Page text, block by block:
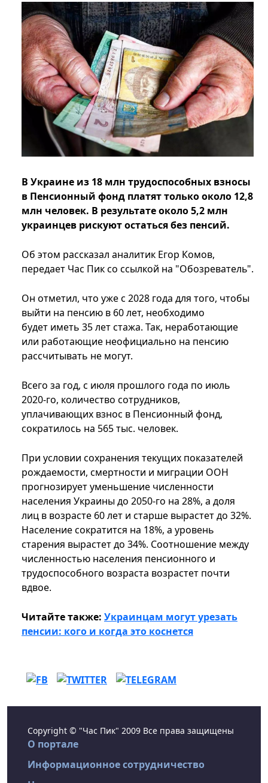
В Украине из 18 млн трудоспособных взносы
в Пенсионный фонд платят только около 12,8
млн человек. В результате около 5,2 млн
украинцев рискуют остаться без пенсий.
Об этом рассказал аналитик Егор Комов,
передает Час Пик со ссылкой на "Обозреватель".
Он отметил, что уже с 2028 года для того, чтобы
выйти на пенсию в 60 лет, необходимо
будет иметь 35 лет стажа. Так, неработающие
или работающие неофициально на пенсию
рассчитывать не могут.
Всего за год, с июля прошлого года по июль
2020-го, количество сотрудников,
уплачивающих взнос в Пенсионный фонд,
сократилось на 565 тыс. человек.
При условии сохранения текущих показателей
рождаемости, смертности и миграции ООН
прогнозирует уменьшение численности
населения Украины до 2050-го на 28%, а доля
лиц в возрасте 60 лет и старше вырастет до 32%.
Население сократится на 18%, а уровень
старения вырастет до 34%. Соотношение между
численностью населения пенсионного и
трудоспособного возраста возрастет почти
вдвое.
Читайте также: Украинцам могут урезать
пенсии: кого и когда это коснется
Copyright © "Час Пик" 2009 Все права защищены
О портале
Информационное сотрудничество